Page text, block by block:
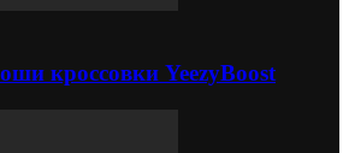
кроссовки YeezyBoost